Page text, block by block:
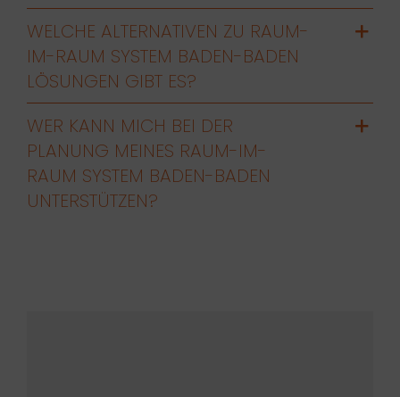
WELCHE ALTERNATIVEN ZU RAUM-
IM-RAUM SYSTEM BADEN-BADEN
LÖSUNGEN GIBT ES?
WER KANN MICH BEI DER
PLANUNG MEINES RAUM-IM-
RAUM SYSTEM BADEN-BADEN
UNTERSTÜTZEN?